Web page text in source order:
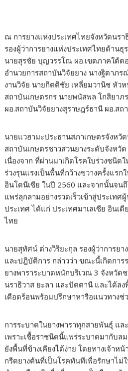
ณ การยางแห่งประเทศไทยจังหวัดนร
รองผู้ว่าการยางแห่งประเทศไทยด้าน
นายสุรชัย บุญวรรโณ ผอ.เขตภาคใต้ต
อำนวยการสถาบันวิจัยยาง นางฐิตาภ
งานวิจัย นายกิตติชัย เหลี่ยมวานิช หัวห
สถาบันเกษตรกร นายพนัสพล โกสิยาภ
ผอ.สถาบันวิจัยยางสุราษฎร์ธานี ผอ.สถ
นายแวฮามะประธานสภาเกษตรจังหวั
สถาบันเกษตรชาวสวนยางระดับจังหวัด
เนื่องจาก ที่ผ่านมาเกิดโรคใบร่วงชนิด
ร่วงรุนแรงเป็นพื้นที่กว้างขวางครั้งแรก
อินโดนีเซีย ในปี 2560 และจากนั้นจน
แพร่ลุกลามอย่างรวดเร็วเข้าสู่ประเทศ
ประเทศ ได้แก่ ประเทศมาเลเซีย อินเ
ไทย
นายสุทัศน์ ต่างวิริยะกุล รองผู้ว่าการย
และปฎิบัติการ กล่าวว่า ขณะนี้เกิดการ
ยางพาราระบาดหนักบริเวณ 3 จังหวั
นราธิวาส ยะลา และปัตตานี และได้ล
เดือดร้อนพร้อมปรึกษาหารือแนวทางช่
การระบาดในยางพาราทุกสายพันธุ์ แ
เพราะเชื้อราชนิดนี้แพร่ระบาดมากับล
ยังพื้นที่ข้างเคียงได้ง่าย โดยทางเจ้าห
กรีดยางต้นที่เป็นโรคทันทีเพื่อรักษาไม่